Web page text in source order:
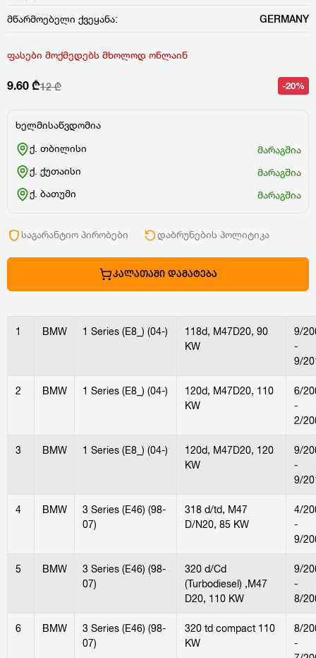
მწარმოებელი ქვეყანა: GERMANY
ფასები მოქმედებს მხოლოდ ონლაინ
9.60 ₾12 ₾ -20%
ხელმისაწვდომია
ქ. თბილისი
მარაგშია
ქ. ქუთაისი
მარაგშია
ქ. ბათუმი
მარაგშია
საგარანტიო პირობები დაბრუნების პოლიტიკა
ᲙᲐᲚᲐᲗᲐᲨᲘ ᲓᲐᲛᲐᲢᲔᲑᲐ
1 BMW 1 Series (E8_) (04-)
118d, M47D20, 90
KW
9/
-
9/
2 BMW 1 Series (E8_) (04-)
120d, M47D20, 110
KW
6/
-
2/
3 BMW 1 Series (E8_) (04-)
120d, M47D20, 120
KW
9/
-
9/
4 BMW
3 Series (E46) (98-
07)
318 d/td, M47
D/N20, 85 KW
4/
-
9/
5 BMW
3 Series (E46) (98-
07)
320 d/Cd
(Turbodiesel) ,M47
D20, 110 KW
9/
-
8/
6 BMW
3 Series (E46) (98-
07)
320 td compact 110
KW
8/
-